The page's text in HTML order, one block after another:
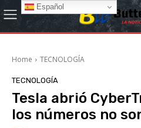
Home TECNOLOGÍA
TECNOLOGÍA
Tesla abrió
los números no
Español